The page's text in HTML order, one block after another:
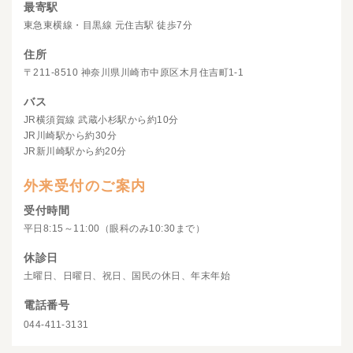
最寄駅
東急東横線・目黒線 元住吉駅 徒歩7分
住所
〒211-8510 神奈川県川崎市中原区木月住吉町1-1
バス
JR横須賀線 武蔵小杉駅から約10分
JR川崎駅から約30分
JR新川崎駅から約20分
外来受付のご案内
受付時間
平日8:15～11:00（眼科のみ10:30まで）
休診日
土曜日、日曜日、祝日、国民の休日、年末年始
電話番号
044-411-3131